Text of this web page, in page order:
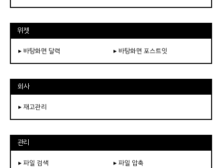
위젯
▸ 바탕화면 달력 ▸ 바탕화면 포스트잇
회사
▸ 재고관리
관리
▸ 파일 검색
▸ 파일 압축